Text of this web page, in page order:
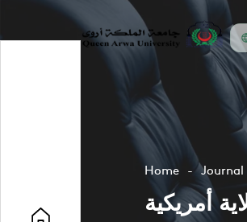
Home Journal
أمريكية